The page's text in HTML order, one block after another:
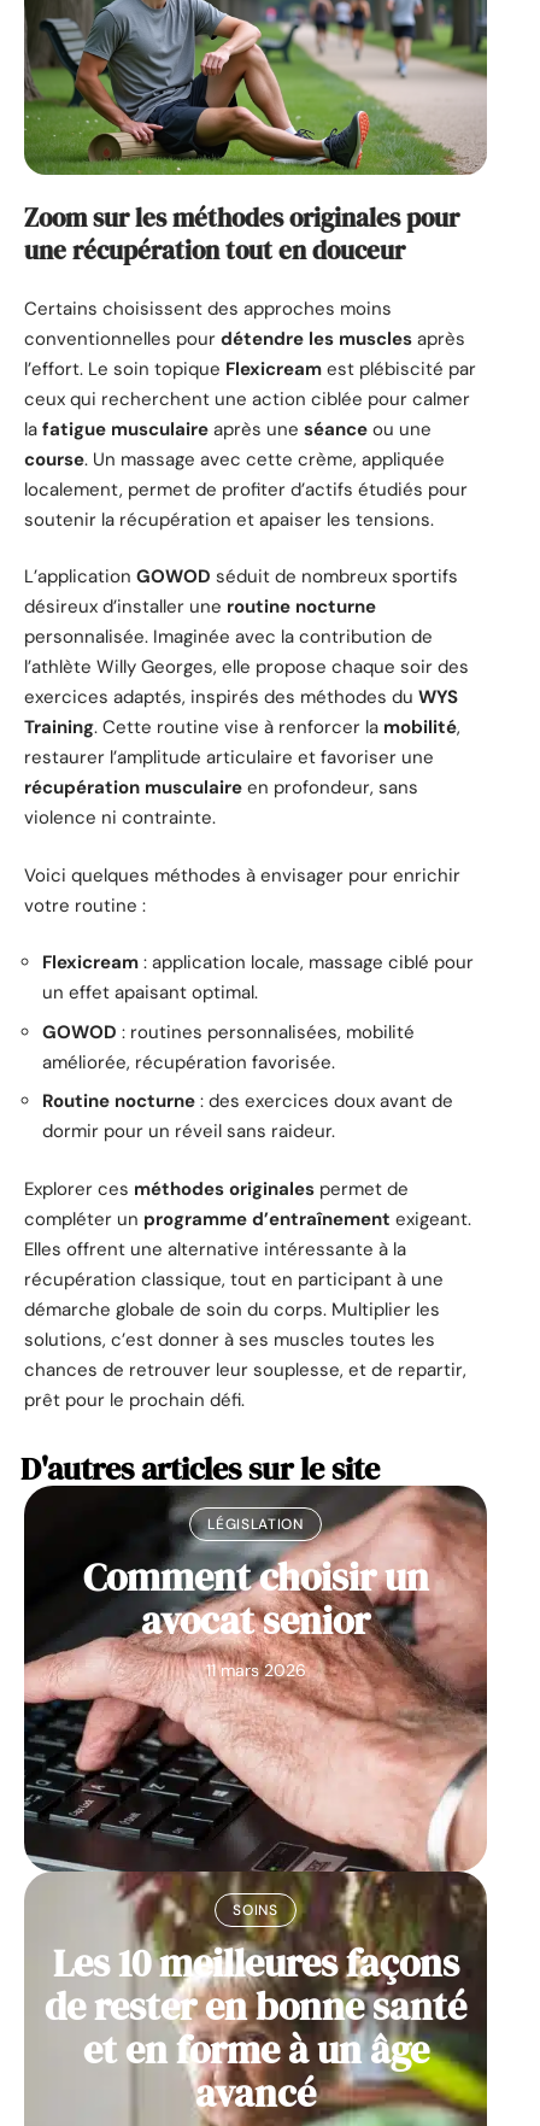
Zoom sur les méthodes originales pour
une récupération tout en douceur
Certains choisissent des approches moins
conventionnelles pour détendre les muscles après
l’effort. Le soin topique Flexicream est plébiscité par
ceux qui recherchent une action ciblée pour calmer
la fatigue musculaire après une séance ou une
course. Un massage avec cette crème, appliquée
localement, permet de profiter d’actifs étudiés pour
soutenir la récupération et apaiser les tensions.
L’application GOWOD séduit de nombreux sportifs
désireux d’installer une routine nocturne
personnalisée. Imaginée avec la contribution de
l’athlète Willy Georges, elle propose chaque soir des
exercices adaptés, inspirés des méthodes du WYS
Training. Cette routine vise à renforcer la mobilité,
restaurer l’amplitude articulaire et favoriser une
récupération musculaire en profondeur, sans
violence ni contrainte.
Voici quelques méthodes à envisager pour enrichir
votre routine :
Flexicream : application locale, massage ciblé pour
un effet apaisant optimal.
GOWOD : routines personnalisées, mobilité
améliorée, récupération favorisée.
Routine nocturne : des exercices doux avant de
dormir pour un réveil sans raideur.
Explorer ces méthodes originales permet de
compléter un programme d’entraînement exigeant.
Elles offrent une alternative intéressante à la
récupération classique, tout en participant à une
démarche globale de soin du corps. Multiplier les
solutions, c’est donner à ses muscles toutes les
chances de retrouver leur souplesse, et de repartir,
prêt pour le prochain défi.
D'autres articles sur le site
LÉGISLATION
Comment choisir un
avocat senior
11 mars 2026
SOINS
Les 10 meilleures façons
de rester en bonne santé
et en forme à un âge
avancé